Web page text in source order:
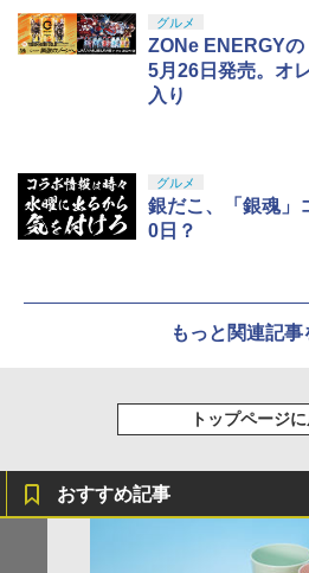
グルメ
ZONe ENERGY
5月26日発売。オ
入り
グルメ
銀だこ、「銀魂」
0日？
もっと関連記事
トップページ
おすすめ記事